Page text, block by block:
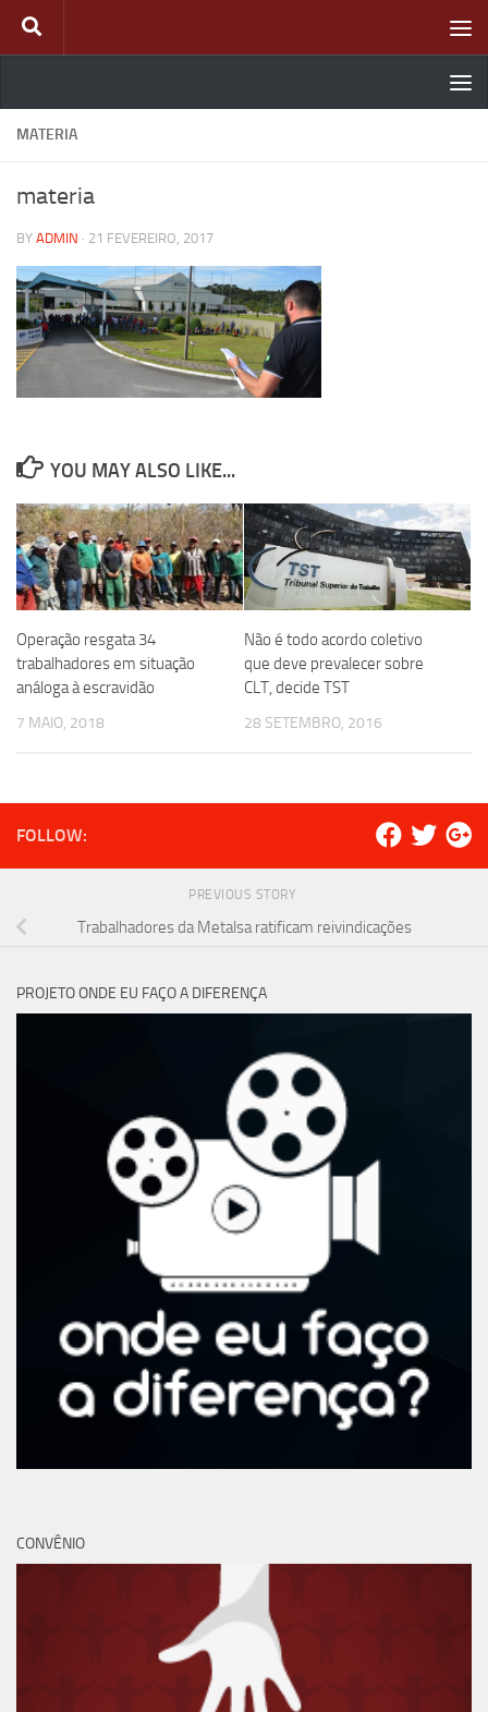
Skip to content
MATERIA
materia
BY ADMIN · 21 FEVEREIRO, 2017
YOU MAY ALSO LIKE...
Operação resgata 34
trabalhadores em situação
análoga à escravidão
7 MAIO, 2018
Não é todo acordo coletivo
que deve prevalecer sobre
CLT, decide TST
28 SETEMBRO, 2016
FOLLOW:
PREVIOUS STORY
Trabalhadores da Metalsa ratificam reivindicações
PROJETO ONDE EU FAÇO A DIFERENÇA
CONVÊNIO